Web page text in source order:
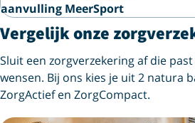
aanvulling MeerSport
Vergelijk onze
Sluit een zorgverzekering af die
wensen. Bij ons kies je uit 2 natura
ZorgActief en ZorgCompact.